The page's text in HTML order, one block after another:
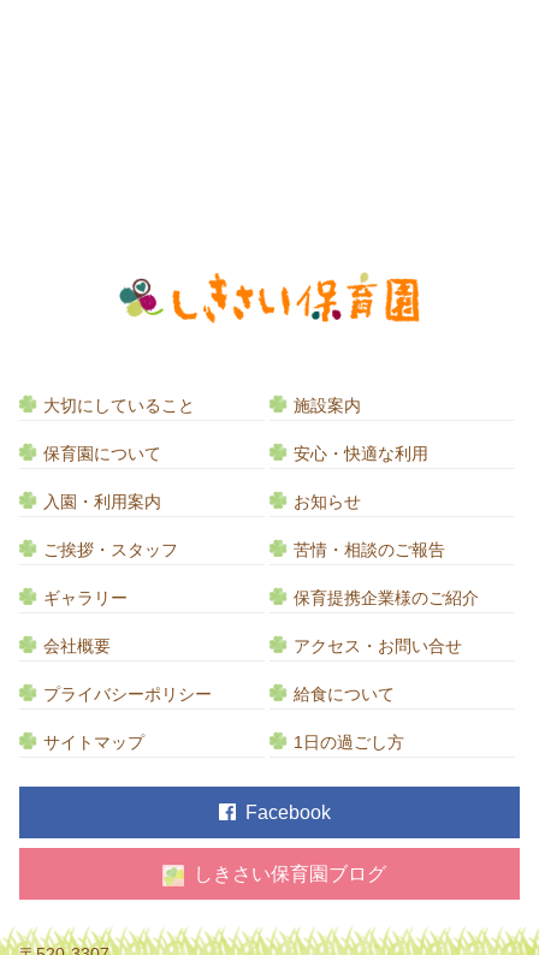
大切にしていること 施設案内
保育園について 安心・快適な利用
入園・利用案内 お知らせ
ご挨拶・スタッフ 苦情・相談のご報告
ギャラリー 保育提携企業様のご紹介
会社概要 アクセス・お問い合せ
プライバシーポリシー 給食について
サイトマップ 1日の過ごし方
Facebook
しきさい保育園ブログ